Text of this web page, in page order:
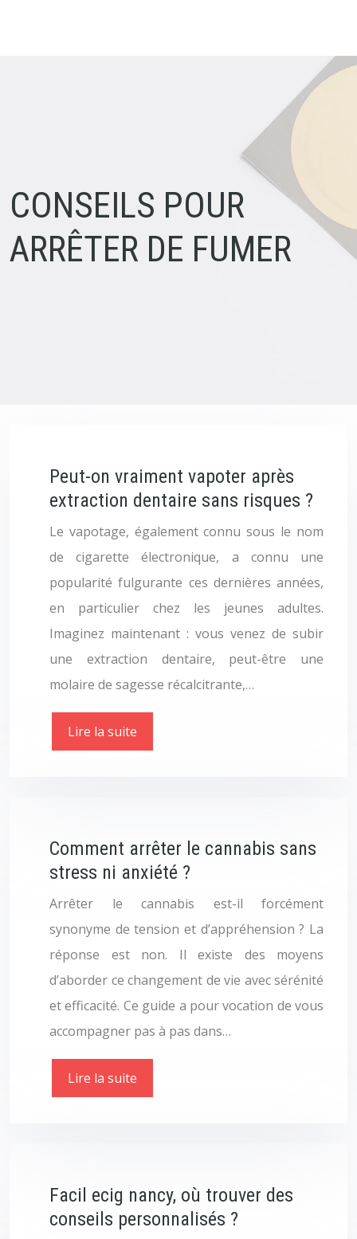
CONSEILS POUR
ARRÊTER DE FUMER
Peut-on vraiment vapoter après
extraction dentaire sans risques ?
Le vapotage, également connu sous le nom
de cigarette électronique, a connu une
popularité fulgurante ces dernières années,
en particulier chez les jeunes adultes.
Imaginez maintenant : vous venez de subir
une extraction dentaire, peut-être une
molaire de sagesse récalcitrante,…
Lire la suite
Comment arrêter le cannabis sans
stress ni anxiété ?
Arrêter le cannabis est-il forcément
synonyme de tension et d’appréhension ? La
réponse est non. Il existe des moyens
d’aborder ce changement de vie avec sérénité
et efficacité. Ce guide a pour vocation de vous
accompagner pas à pas dans…
Lire la suite
Facil ecig nancy, où trouver des
conseils personnalisés ?